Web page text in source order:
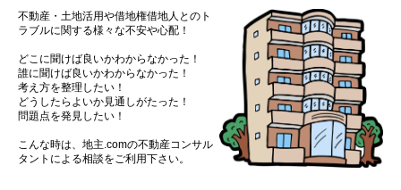
不動産・土地活用や借地権借地人とのト
ラブルに関する様々な不安や心配！
どこに聞けば良いかわからなかった！
誰に聞けば良いかわからなかった！
考え方を整理したい！
どうしたらよいか見通しがたった！
問題点を発見したい！
こんな時は、地主.comの不動産コンサル
タントによる相談をご利用下さい。